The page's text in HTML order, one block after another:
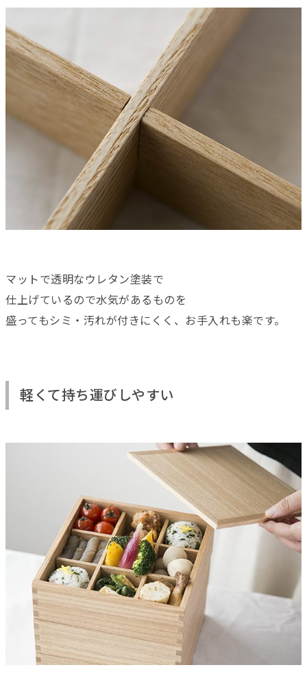
マットで透明なウレタン塗装で
仕上げているので水気があるものを
盛ってもシミ・汚れが付きにくく、お手入れも楽です。
軽くて持ち運びしやすい